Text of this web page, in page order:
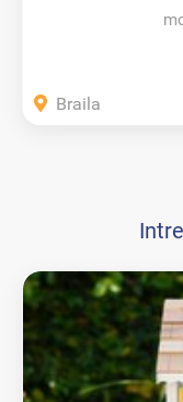
Braila